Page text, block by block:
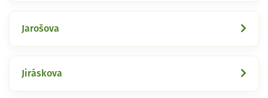
Jarošova
Jiráskova